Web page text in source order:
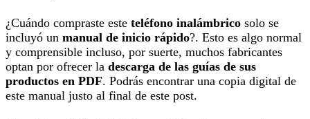
¿Cuándo compraste este teléfono inalámbrico solo se
incluyó un manual de inicio rápido?. Esto es algo normal
y comprensible incluso, por suerte, muchos fabricantes
optan por ofrecer la descarga de las guías de sus
productos en PDF. Podrás encontrar una copia digital de
este manual justo al final de este post.